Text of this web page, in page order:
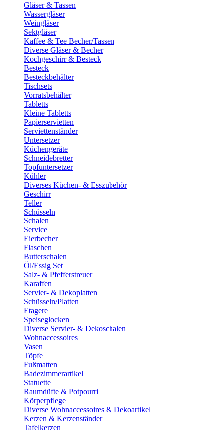
Gläser & Tassen
Wassergläser
Weingläser
Sektgläser
Kaffee & Tee Becher/Tassen
Diverse Gläser & Becher
Kochgeschirr & Besteck
Besteck
Besteckbehälter
Tischsets
Vorratsbehälter
Tabletts
Kleine Tabletts
Papierservietten
Serviettenständer
Untersetzer
Küchengeräte
Schneidebretter
Topfuntersetzer
Kühler
Diverses Küchen- & Esszubehör
Geschirr
Teller
Schüsseln
Schalen
Service
Eierbecher
Flaschen
Butterschalen
Öl/Essig Set
Salz- & Pfefferstreuer
Karaffen
Servier- & Dekoplatten
Schüsseln/Platten
Etagere
Speiseglocken
Diverse Servier- & Dekoschalen
Wohnaccessoires
Vasen
Töpfe
Fußmatten
Badezimmerartikel
Statuette
Raumdüfte & Potpourri
Körperpflege
Diverse Wohnaccessoires & Dekoartikel
Kerzen & Kerzenständer
Tafelkerzen